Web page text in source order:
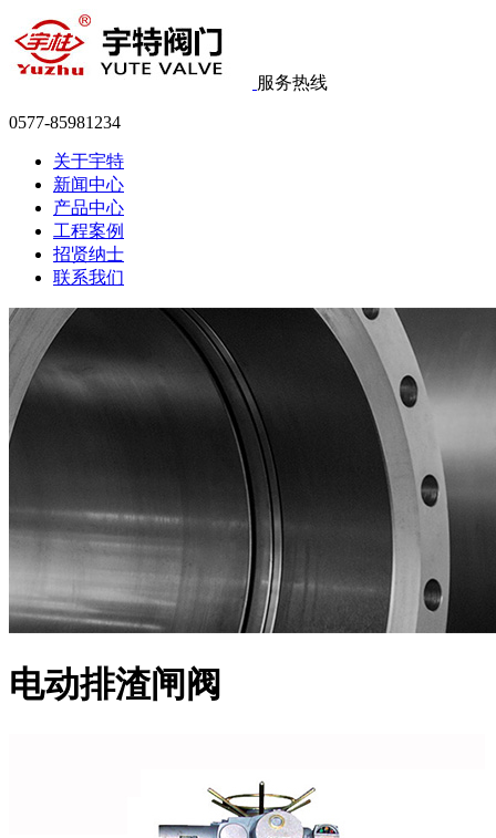
服务热线
0577-85981234
关于宇特
新闻中心
产品中心
工程案例
招贤纳士
联系我们
电动排渣闸阀